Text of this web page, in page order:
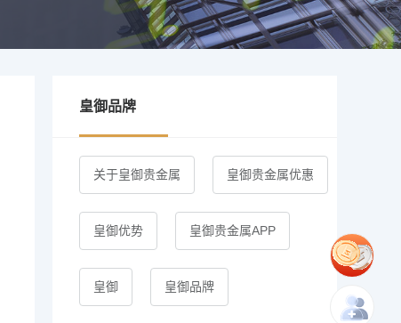
皇御品牌
关于皇御贵金属 皇御贵金属优惠
皇御优势 皇御贵金属APP
皇御 皇御品牌